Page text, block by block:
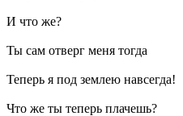
И что же?
Ты сам отверг меня тогда
Теперь я под землею навсегда!
Что же ты теперь плачешь?